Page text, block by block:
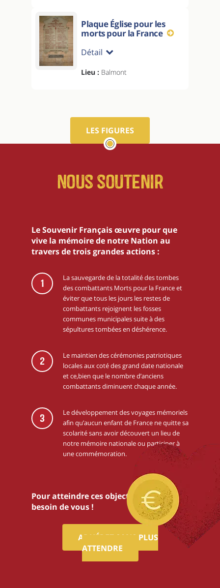
Plaque Église pour les
morts pour la France
Détail
Lieu : Balmont
LES FIGURES
Nous soutenir
Le Souvenir Français œuvre pour que
vive la mémoire de notre Nation au
travers de trois grandes actions :
1
La sauvegarde de la totalité des tombes
des combattants Morts pour la France et
éviter que tous les jours les restes de
combattants rejoignent les fosses
communes municipales suite à des
sépultures tombées en déshérence.
2
Le maintien des cérémonies patriotiques
locales aux coté des grand date nationale
et ce,bien que le nombre d’anciens
combattants diminuent chaque année.
3
Le développement des voyages mémoriels
afin qu’aucun enfant de France ne quitte sa
scolarité sans avoir découvert un lieu de
notre mémoire nationale ou participer à
une commémoration.
Pour atteindre ces objectifs,nous avons
besoin de vous !
ADHÉREZ SANS PLUS
ATTENDRE